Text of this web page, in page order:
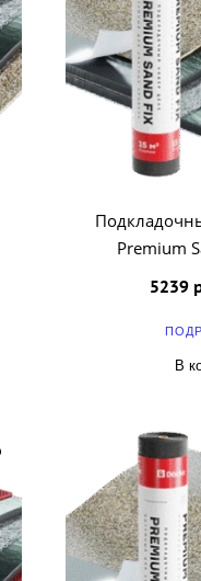
Premium
5239
В